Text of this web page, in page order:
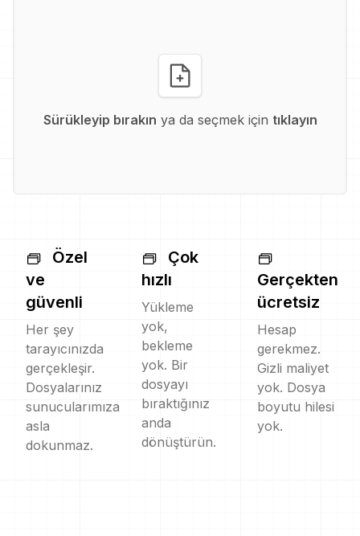
Sürükleyip bırakın ya da seçmek için tıklayın
Özel
ve
güvenli
Her şey
tarayıcınızda
gerçekleşir.
Dosyalarınız
sunucularımıza
asla
dokunmaz.
Çok
hızlı
Yükleme
yok,
bekleme
yok. Bir
dosyayı
bıraktığınız
anda
dönüştürün.
Gerçekten
ücretsiz
Hesap
gerekmez.
Gizli maliyet
yok. Dosya
boyutu hilesi
yok.